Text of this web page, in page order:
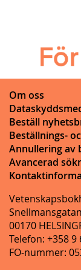
Om oss
Beställ
Beställnings-
Annullering av
Avancerad
00170
Telefon: +358 9
FO-nummer: